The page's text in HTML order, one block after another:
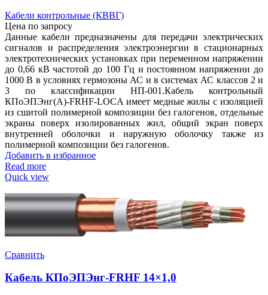
Кабели контрольные (КВВГ)
Цена по запросу
Данные кабели предназначены для передачи электрических
сигналов и распределения электроэнергии в стационарных
электротехнических установках при переменном напряжении
до 0,66 кВ частотой до 100 Гц и постоянном напряжении до
1000 В в условиях гермозоны АС и в системах АС классов 2 и
3 по классификации НП-001.Кабель контрольный
КПоЭПЭнг(А)-FRHF-LOCA имеет медные жилы с изоляцией
из сшитой полимерной композиции без галогенов, отдельные
экраны поверх изолированных жил, общий экран поверх
внутренней оболочки и наружную оболочку также из
полимерной композиции без галогенов.
Добавить в избранное
Read more
Quick view
Сравнить
Кабель КПоЭПЭнг-FRHF 14×1,0